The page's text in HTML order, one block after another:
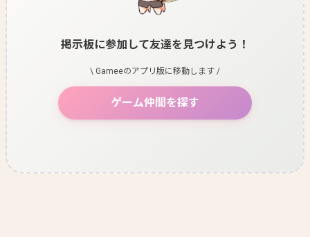
掲示板に参加して友達を見つけよう！
\ Gameeのアプリ版に移動します /
ゲーム仲間を探す